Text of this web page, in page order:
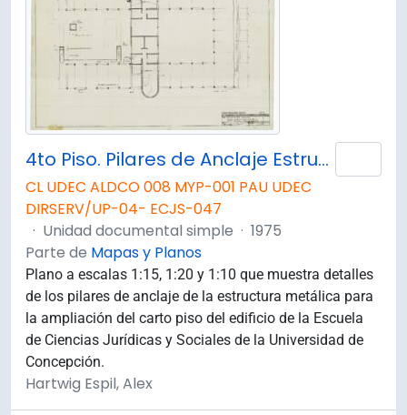
4to Piso. Pilares de Anclaje Estructura Metálica, Planta y Detalles.
CL UDEC ALDCO 008 MYP-001 PAU UDEC
DIRSERV/UP-04- ECJS-047
· Unidad documental simple · 1975
Parte de Mapas y Planos
Plano a escalas 1:15, 1:20 y 1:10 que muestra detalles
de los pilares de anclaje de la estructura metálica para
la ampliación del carto piso del edificio de la Escuela
de Ciencias Jurídicas y Sociales de la Universidad de
Concepción.
Hartwig Espil, Alex